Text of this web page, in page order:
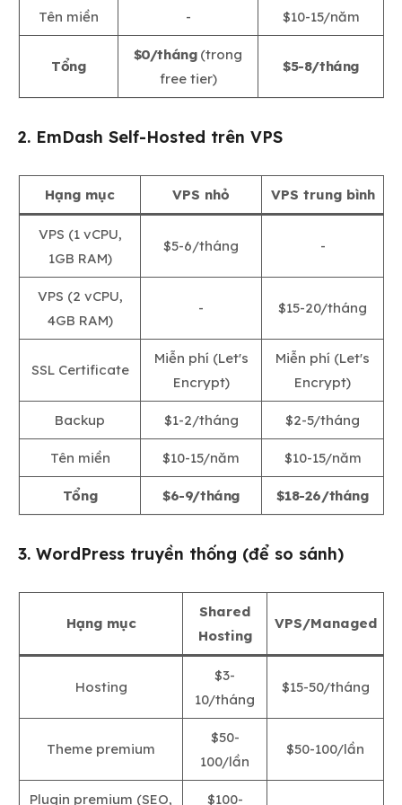
Tên miền - $10-15/năm
Tổng
$0/tháng(trong
free tier)
$5-8/tháng
2. EmDash Self-Hosted trên VPS
Hạng mục VPS nhỏ VPS trung bình
VPS (1 vCPU,
1GB RAM)
$5-6/tháng -
VPS (2 vCPU,
4GB RAM)
- $15-20/tháng
SSL Certificate
Miễn phí (Let's
Encrypt)
Miễn phí (Let's
Encrypt)
Backup $1-2/tháng $2-5/tháng
Tên miền $10-15/năm $10-15/năm
Tổng $6-9/tháng $18-26/tháng
3. WordPress truyền thống (để so sánh)
Hạng mục
Shared
Hosting
VPS/Managed
Hosting
$3-
10/tháng
$15-50/tháng
Theme premium
$50-
100/lần
$50-100/lần
Plugin premium (SEO, $100-